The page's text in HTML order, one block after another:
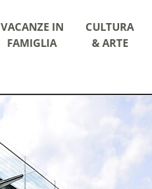
VACANZE IN
FAMIGLIA
CULTURA
& ARTE